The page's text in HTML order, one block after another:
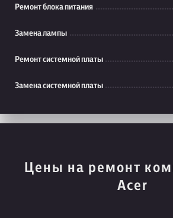
Ремонт блока питания
Замена лампы
Ремонт системной платы
Замена системной платы
Цены на ремонт
Acer